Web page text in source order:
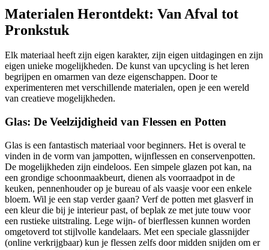
Materialen Herontdekt: Van Afval tot
Pronkstuk
Elk materiaal heeft zijn eigen karakter, zijn eigen uitdagingen en zijn
eigen unieke mogelijkheden. De kunst van upcycling is het leren
begrijpen en omarmen van deze eigenschappen. Door te
experimenteren met verschillende materialen, open je een wereld
van creatieve mogelijkheden.
Glas: De Veelzijdigheid van Flessen en Potten
Glas is een fantastisch materiaal voor beginners. Het is overal te
vinden in de vorm van jampotten, wijnflessen en conservenpotten.
De mogelijkheden zijn eindeloos. Een simpele glazen pot kan, na
een grondige schoonmaakbeurt, dienen als voorraadpot in de
keuken, pennenhouder op je bureau of als vaasje voor een enkele
bloem. Wil je een stap verder gaan? Verf de potten met glasverf in
een kleur die bij je interieur past, of beplak ze met jute touw voor
een rustieke uitstraling. Lege wijn- of bierflessen kunnen worden
omgetoverd tot stijlvolle kandelaars. Met een speciale glassnijder
(online verkrijgbaar) kun je flessen zelfs door midden snijden om er